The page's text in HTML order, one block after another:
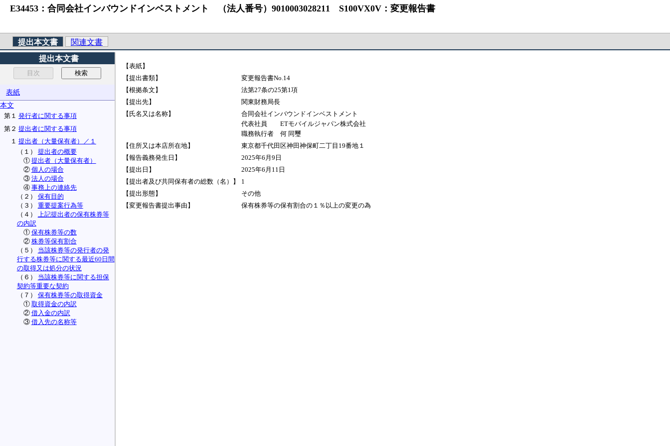
E34453：合同会社インバウンドインベストメント （法人番号）9010003028211 S100VX0V：変更報告書
提出本文書
関連文書
提出本文書